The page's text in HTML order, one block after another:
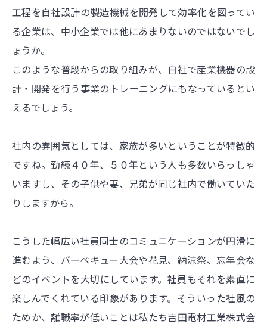
工程を自社設計の製造機械を開発して効率化を図ってい
る企業は、中小企業では他にあまりないのではないでし
ょうか。
このような普段からの取り組みが、自社で産業機器の設
計・開発を行う事業のトレーニングにもなっているとい
えるでしょう。
社内の雰囲気としては、家族が多いということが特徴的
ですね。勤続４０年、５０年という人も多数いらっしゃ
いますし、その子供や妻、兄弟が同じ社内で働いていた
りしますから。
こうした幅広い社員同士のコミュニケーションが円滑に
進むよう、バーベキュー大会や花見、納涼祭、忘年会な
どのイベントを大切にしています。社員もそれを素直に
楽しんでくれている印象があります。そういった社風の
ためか、離職率が低いことは私たち吉田電材工業株式会